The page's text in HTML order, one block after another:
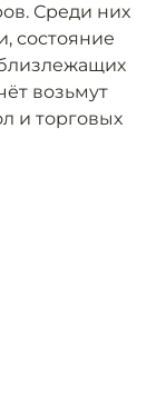
Среди них
состояние
возьмут
и торговых